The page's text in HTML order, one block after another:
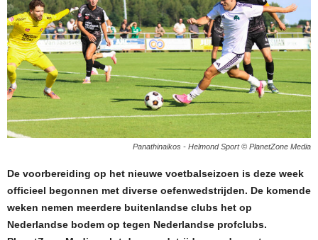
Panathinaikos - Helmond Sport © PlanetZone Media
De voorbereiding op het nieuwe voetbalseizoen is deze week
officieel begonnen met diverse oefenwedstrijden. De komende
weken nemen meerdere buitenlandse clubs het op
Nederlandse bodem op tegen Nederlandse profclubs.